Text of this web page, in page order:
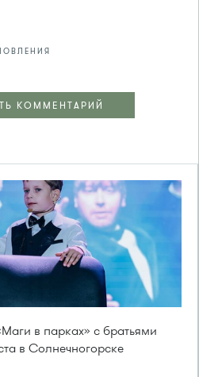
КОММЕНТАРИЙ
в парках» с братьями
в Солнечногорске